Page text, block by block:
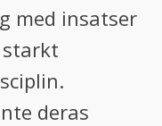
med insatser
deras